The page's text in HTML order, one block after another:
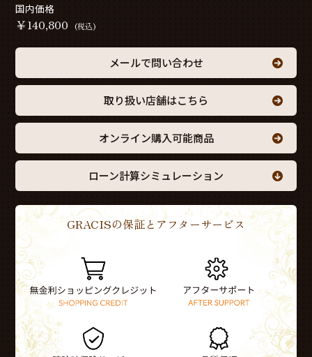
国内価格
￥140,800 (税込)
メールで問い合わせ
取り扱い店舗はこちら
オンライン購入可能商品
ローン計算シミュレーション
GRACISの保証とアフターサービス